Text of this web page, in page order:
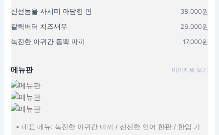
신선놈을 사시미 아담한 판 38,000원
갈릭버터 치즈새우 26,000원
녹진한 아귀간 듬뿍 마끼 17,000원
메뉴판 이미지로 보기
• 대표 메뉴: 녹진한 아귀간 마끼 / 신선한 연어 한판 / 한입 가